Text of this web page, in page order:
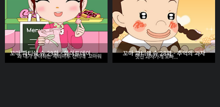
꼬마 파티쉐 슈 29화 - 화이트데이 사탕 꼬마 파티쉐 슈 28화 - 추억의 과자